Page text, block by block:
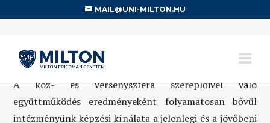
MAIL@UNI-MILTON.HU
A köz- és versenyszféra szereplőivel való
együttműködés eredményeként folyamatosan bővül
intézményünk képzési kínálata a jelenlegi és a jövőbeni